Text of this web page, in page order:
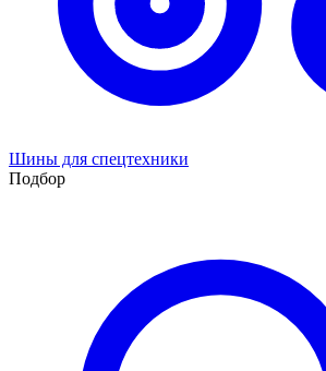
Шины для спецтехники
Подбор